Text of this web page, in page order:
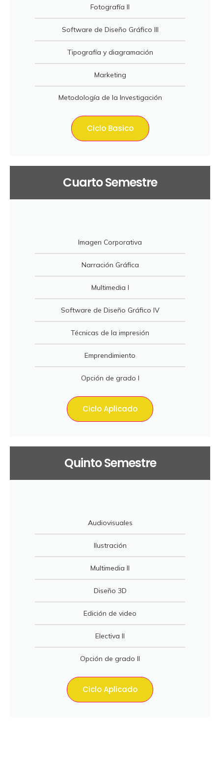
Fotografía II
Software de Diseño Gráfico III
Tipografía y diagramación
Marketing
Metodología de la Investigación
Ciclo Basico
Cuarto Semestre
Imagen Corporativa
Narración Gráfica
Multimedia I
Software de Diseño Gráfico IV
Técnicas de la impresión
Emprendimiento
Opción de grado I
Ciclo Aplicado
Quinto Semestre
Audiovisuales
Ilustración
Multimedia II
Diseño 3D
Edición de video
Electiva II
Opción de grado II
Ciclo Aplicado